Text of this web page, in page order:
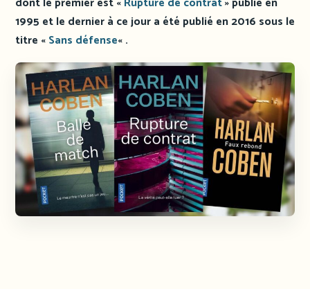
1995 et le dernier à ce jour a été publié en 2016 sous le
titre «Sans défense« .